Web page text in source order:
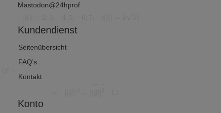
Mastodon@24hprof
Kundendienst
Seitenübersicht
FAQ’s
Kontakt
Konto